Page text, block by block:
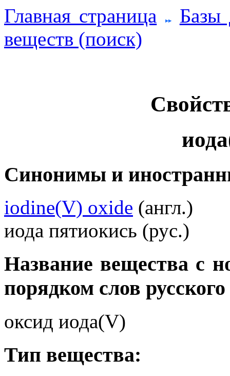
Главная страница
Базы
веществ (поиск)
Синонимы и
iodine(V) oxide (англ.)
иода пятиокись (рус.)
Название вещества с
порядком слов
оксид иода(V)
Тип вещества: